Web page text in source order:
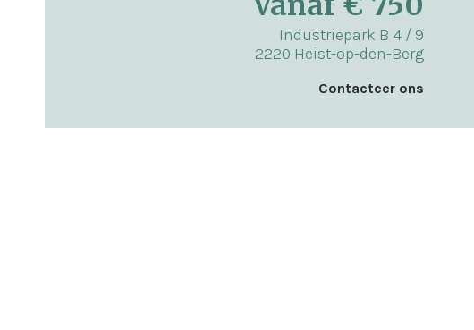
Industriepark B 4 / 9
2220 Heist-op-den-Berg
Contacteer ons